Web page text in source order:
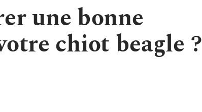
une bonne
chiot beagle ?